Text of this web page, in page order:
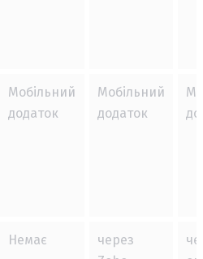
Мобільний
додаток
Мобільний
додаток
Немає
через